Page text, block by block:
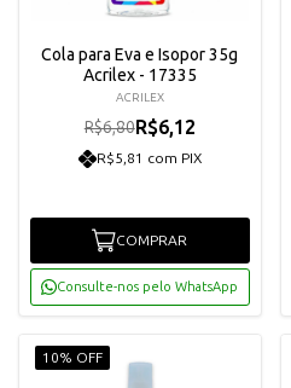
Cola para Eva e Isopor 35g
Acrilex - 17335
ACRILEX
R$6,80R$6,12
R$5,81 com PIX
COMPRAR
Consulte-nos pelo WhatsApp
10% OFF